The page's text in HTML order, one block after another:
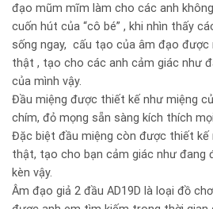
đạo mũm mĩm làm cho các anh
cuốn hút của “cô bé” , khi nhìn thấy
sống ngay, cấu tạo của âm đạo được
thật , tạo cho các anh cảm giác như
của mình vậy.
Đầu miệng được thiết kế như miệng
chím, đỏ mọng sẵn sàng kích thích
Đặc biệt đầu miệng còn được thiết kế
thật, tạo cho bạn cảm giác như đang
kèn vậy.
Âm đạo giả 2 đầu AD19D là loại đồ